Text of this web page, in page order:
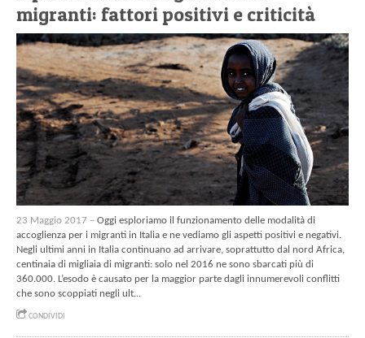
migranti: fattori positivi e criticità
23 Maggio 2017 – Oggi esploriamo il funzionamento delle modalità di
accoglienza per i migranti in Italia e ne vediamo gli aspetti positivi e negativi.
Negli ultimi anni in Italia continuano ad arrivare, soprattutto dal nord Africa,
centinaia di migliaia di migranti: solo nel 2016 ne sono sbarcati più di
360.000. L’esodo è causato per la maggior parte dagli innumerevoli conflitti
che sono scoppiati negli ult...
CONDIVIDI